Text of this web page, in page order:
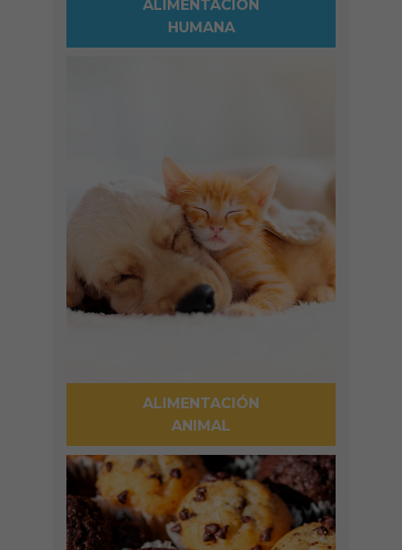
ALIMENTACIÓN
HUMANA
ALIMENTACIÓN
ANIMAL